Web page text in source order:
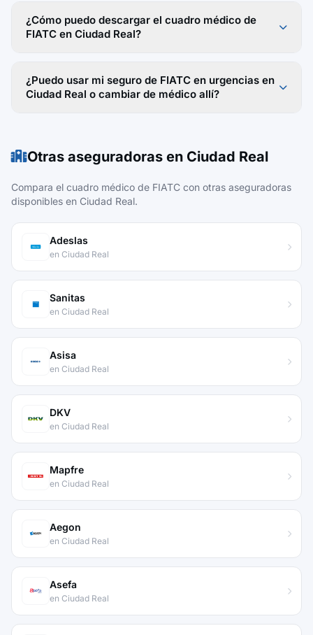
¿Cómo puedo descargar el cuadro médico de
FIATC en Ciudad Real?
¿Puedo usar mi seguro de FIATC en urgencias en
Ciudad Real o cambiar de médico allí?
Otras aseguradoras en Ciudad Real
Compara el cuadro médico de FIATC con otras aseguradoras
disponibles en Ciudad Real.
Adeslas
en Ciudad Real
Sanitas
en Ciudad Real
Asisa
en Ciudad Real
DKV
en Ciudad Real
Mapfre
en Ciudad Real
Aegon
en Ciudad Real
Asefa
en Ciudad Real